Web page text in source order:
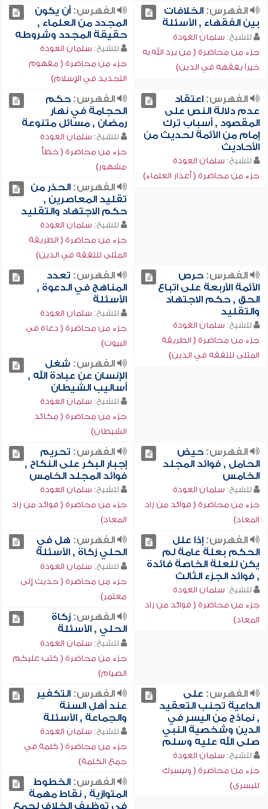
الفهرس:الخلافات
بين الفقهاء , الأسئلة
للشيخ: سلمان العودة
جزء من محاضرة ( من يرد الله به
خيراً يفقهه في الدين)
الفهرس:أن يكون
المجدد من العلماء ,
حقيقة المجدد وشروطه
للشيخ: سلمان العودة
جزء من محاضرة ( مفهوم
التجديد في الإسلام)
الفهرس:اعتقاد
عدم دلالة النص على
المقصود , أسباب ترك
إمام من الأئمة لحديث من
الأحاديث
للشيخ: سلمان العودة
جزء من محاضرة ( أعذار العلماء)
الفهرس:حكم
الحجامة في نهار
رمضان , مسائل متنوعة
للشيخ: سلمان العودة
جزء من محاضرة ( خطأ
مشهور)
الفهرس:الحذر من
تقليد المعاصرين ,
حكم الاجتهاد والتقليد
للشيخ: سلمان العودة
جزء من محاضرة ( الطريقة
المثلى للتفقه في الدين)
الفهرس:حرص
الأئمة الأربعة على اتباع
الحق , حكم الاجتهاد
والتقليد
للشيخ: سلمان العودة
جزء من محاضرة ( الطريقة
المثلى للتفقه في الدين)
الفهرس: تعدد
المناهج في الدعوة ,
الأسئلة
للشيخ: سلمان العودة
جزء من محاضرة ( دعاة في
البيوت)
الفهرس: شغل
الإنسان عن عبادة الله ,
أساليب الشيطان
للشيخ: سلمان العودة
جزء من محاضرة ( مكائد
الشيطان)
الفهرس:حيض
الحامل , فوائد المجلد
الخامس
للشيخ: سلمان العودة
جزء من محاضرة ( فوائد من زاد
المعاد)
الفهرس: تحريم
إجبار البكر على النكاح ,
فوائد المجلد الخامس
للشيخ: سلمان العودة
جزء من محاضرة ( فوائد من زاد
المعاد)
الفهرس:إذا علل
الحكم بعلة عامة لم
يكن للعلة الخاصة فائدة
, فوائد الجزء الثالث
للشيخ: سلمان العودة
جزء من محاضرة ( فوائد من زاد
المعاد)
الفهرس: هل في
الحلي زكاة , الأسئلة
للشيخ: سلمان العودة
جزء من محاضرة ( حديث إلى
معتمر)
الفهرس:زكاة
الحلي , الأسئلة
للشيخ: سلمان العودة
جزء من محاضرة ( كتب عليكم
الصيام)
الفهرس: على
الداعية تجنب التعقيد
, نماذج من اليسر في
الدين وشخصية النبي
صلى الله عليه وسلم
للشيخ: سلمان العودة
جزء من محاضرة ( ونيسرك
لليسرى)
الفهرس:التكفير
عند أهل السنة
والجماعة , الأسئلة
للشيخ: سلمان العودة
جزء من محاضرة ( كلمة في
جمع الكلمة)
الفهرس:الخطوط
المتوازية , نقاط مهمة
في توظيف الخلاف لجمع